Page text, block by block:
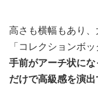
高さも横幅もあり
「コレクションボ
手前がアーチ状に
だけで高級感を演出